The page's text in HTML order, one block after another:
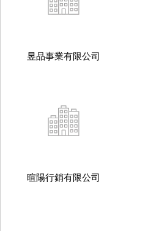
昱品事業有限公司
暄陽行銷有限公司